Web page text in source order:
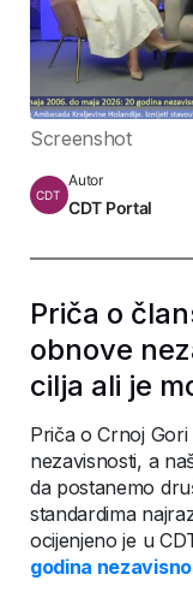
Screenshot
CDT
Autor
CDT Portal
Priča o
obnove
cilja ali je
Priča o Crnoj
nezavisnosti, a
da postanemo
standardima
ocijenjeno je u
godina